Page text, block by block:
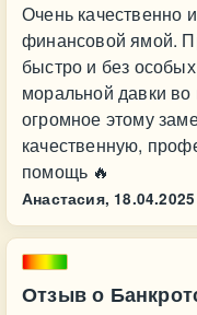
Очень качественно
финансовой ямой.
быстро и без
моральной давки
огромное этому
качественную,
помощь 🔥
Анастасия, 18.04.2025
Отзыв о